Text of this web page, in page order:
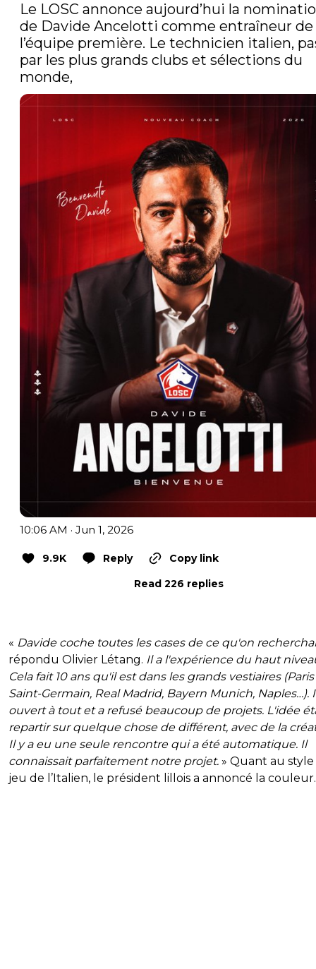
Le LOSC annonce aujourd’hui la
de Davide Ancelotti comme entraîneur de
l’équipe première. Le technicien italien,
par les plus grands clubs et sélections du
monde,
10:06 AM · Jun 1, 2026
9.9K Reply
Copy link
Read 226 replies
« Davide coche toutes les cases de ce qu'on
répondu Olivier Létang. Il a l'expérience du haut
Cela fait 10 ans qu'il est dans les grands vestiaires (Paris
Saint-Germain, Real Madrid, Bayern Munich, Naples…).
ouvert à tout et a refusé beaucoup de projets. L'idée
repartir sur quelque chose de différent, avec de la
Il y a eu une seule rencontre qui a été automatique. Il
connaissait parfaitement notre projet. » Quant au
jeu de l’Italien, le président lillois a annoncé la couleur.